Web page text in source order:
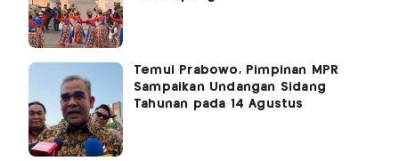
Temui Prabowo, Pimpinan MPR
Sampaikan Undangan Sidang
Tahunan pada 14 Agustus